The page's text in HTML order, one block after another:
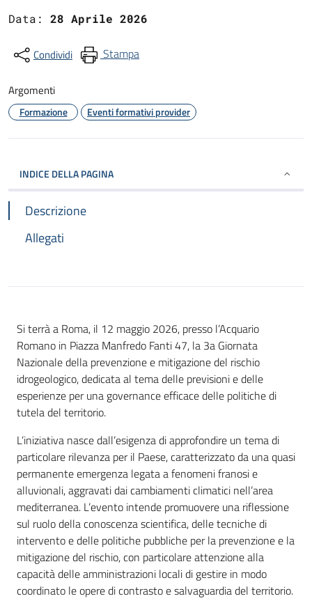
Data: 28 Aprile 2026
Condividi Stampa
Argomenti
Formazione Eventi formativi provider
INDICE DELLA PAGINA
Descrizione
Allegati
Si terrà a Roma, il 12 maggio 2026, presso l’Acquario
Romano in Piazza Manfredo Fanti 47, la 3a Giornata
Nazionale della prevenzione e mitigazione del rischio
idrogeologico, dedicata al tema delle previsioni e delle
esperienze per una governance efficace delle politiche di
tutela del territorio.
L’iniziativa nasce dall’esigenza di approfondire un tema di
particolare rilevanza per il Paese, caratterizzato da una quasi
permanente emergenza legata a fenomeni franosi e
alluvionali, aggravati dai cambiamenti climatici nell’area
mediterranea. L’evento intende promuovere una riflessione
sul ruolo della conoscenza scientifica, delle tecniche di
intervento e delle politiche pubbliche per la prevenzione e la
mitigazione del rischio, con particolare attenzione alla
capacità delle amministrazioni locali di gestire in modo
coordinato le opere di contrasto e salvaguardia del territorio.